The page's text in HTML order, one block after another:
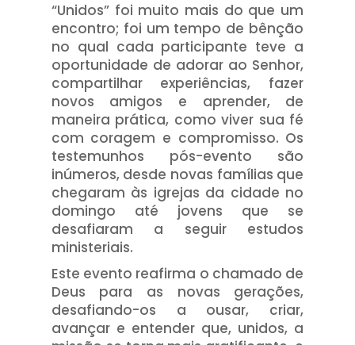
“Unidos” foi muito mais do que um
encontro; foi um tempo de bênção
no qual cada participante teve a
oportunidade de adorar ao Senhor,
compartilhar experiências, fazer
novos amigos e aprender, de
maneira prática, como viver sua fé
com coragem e compromisso. Os
testemunhos pós-evento são
inúmeros, desde novas famílias que
chegaram às igrejas da cidade no
domingo até jovens que se
desafiaram a seguir estudos
ministeriais.
Este evento reafirma o chamado de
Deus para as novas gerações,
desafiando-os a ousar, criar,
avançar e entender que, unidos, a